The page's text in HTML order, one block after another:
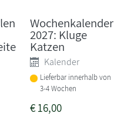
Wochenkalender
2027: Kluge
Katzen
Kalender
Lieferbar innerhalb von
3-4 Wochen
€16,00